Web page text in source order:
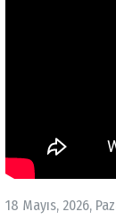
18 Mayıs, 2026,